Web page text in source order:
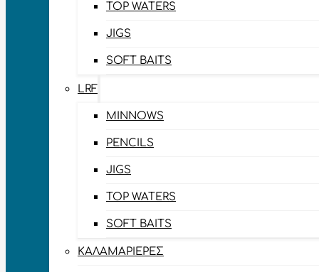
TOP WATERS
JIGS
SOFT BAITS
LRF
MINNOWS
PENCILS
JIGS
TOP WATERS
SOFT BAITS
ΚΑΛΑΜΑΡΙΈΡΕΣ